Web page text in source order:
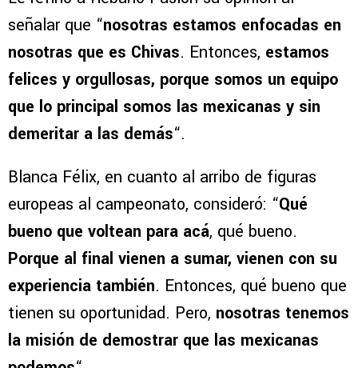
señalar que “nosotras estamos enfocadas en
nosotras que es Chivas. Entonces, estamos
felices y orgullosas, porque somos un equipo
que lo principal somos las mexicanas y sin
demeritar a las demás“.
Blanca Félix, en cuanto al arribo de figuras
europeas al campeonato, consideró: “Qué
bueno que voltean para acá, qué bueno.
Porque al final vienen a sumar, vienen con su
experiencia también. Entonces, qué bueno que
tienen su oportunidad. Pero, nosotras tenemos
la misión de demostrar que las mexicanas